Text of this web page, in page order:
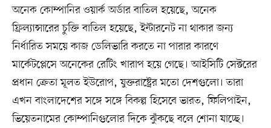
অনেক কোম্পানির ওয়ার্ক অর্ডার বাতিল হয়েছে, অনেক
ফ্রিল্যান্সারের চুক্তি বাতিল হয়েছে, ইন্টারনেট না থাকার জন্য
নির্ধারিত সময়ে কাজ ডেলিভারি করতে না পারার কারণে
মার্কেটপ্লেসে অনেকের রেটিং খারাপ হয়ে গেছে। আইসিটি সেক্টরের
প্রধান ক্রেতা মূলত ইউরোপ, যুক্তরাষ্ট্রের মতো দেশগুলো। তারা
এখন বাংলাদেশের সঙ্গে সঙ্গে বিকল্প হিসেবে ভারত, ফিলিপাইন,
ভিয়েতনামের কোম্পানিগুলোর দিকে ঝুঁকছে বলে শোনা যাচ্ছে।